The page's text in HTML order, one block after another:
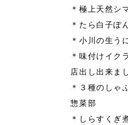
＊極上天然シ
＊たら白子ぽ
＊小川の生う
＊味付けイク
店出し出来ま
＊３種のしゃ
惣菜部
＊しらすくぎ